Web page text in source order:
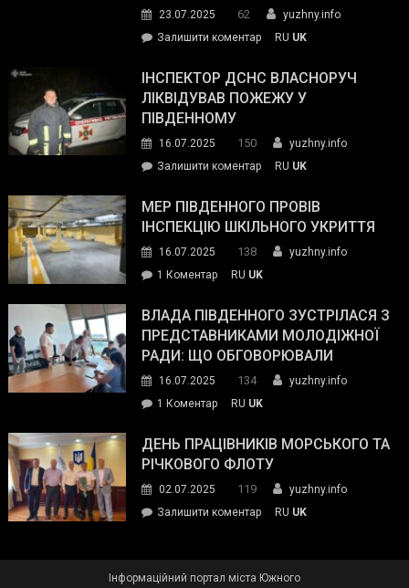
гуманітарну
допомогу
23.07.2025 62
yuzhny.info
Залишити коментарon
провів
нараду
силових
та
органів:
«Наш
спільний
окупанти.
Маємо
діяти
команда
RU UK
ІНСПЕКТОР ДСНС ВЛАСНОРУЧ
ЛІКВІДУВАВ ПОЖЕЖУ У
ПІВДЕННОМУ
16.07.2025 150
yuzhny.info
Залишити коментарon
ДСНС
власноруч
пожежу
у
RU UK
МЕР ПІВДЕННОГО ПРОВІВ
ІНСПЕКЦІЮ ШКІЛЬНОГО УКРИТТЯ
16.07.2025 138
yuzhny.info
1 Коментардо
Південного
провів
інспекцію
RU UK
ВЛАДА ПІВДЕННОГО ЗУСТРІЛАСЯ З
ПРЕДСТАВНИКАМИ МОЛОДІЖНОЇ
РАДИ: ЩО ОБГОВОРЮВАЛИ
16.07.2025 134
yuzhny.info
1 Коментардо
Південного
зустрілася
представниками
молодіжної
обговорювали
RU UK
ДЕНЬ ПРАЦІВНИКІВ МОРСЬКОГО ТА
РІЧКОВОГО ФЛОТУ
02.07.2025 119
yuzhny.info
Залишити коментарon
RU UK
Інформаційний портал міста Южного